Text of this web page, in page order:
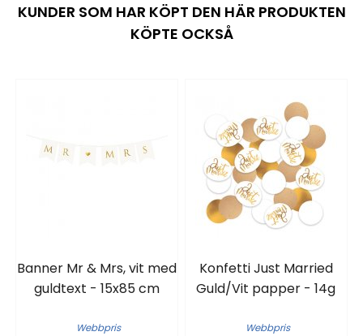
KUNDER SOM HAR KÖPT DEN HÄR PRODUKTEN
KÖPTE OCKSÅ
Banner Mr & Mrs, vit med
guldtext - 15x85 cm
Webbpris
Konfetti Just Married
Guld/Vit papper - 14g
Webbpris